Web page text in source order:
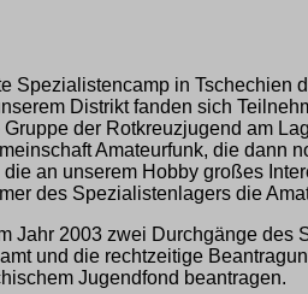
Spezialistencamp in Tschechien
Distrikt fanden sich
der Rotkreuzjugend am
Amateurfunk, die dann
an unserem Hobby großes
des Spezialistenlagers die
Jahr 2003 zwei Durchgänge
und die rechtzeitige
Jugendfond beantragen.